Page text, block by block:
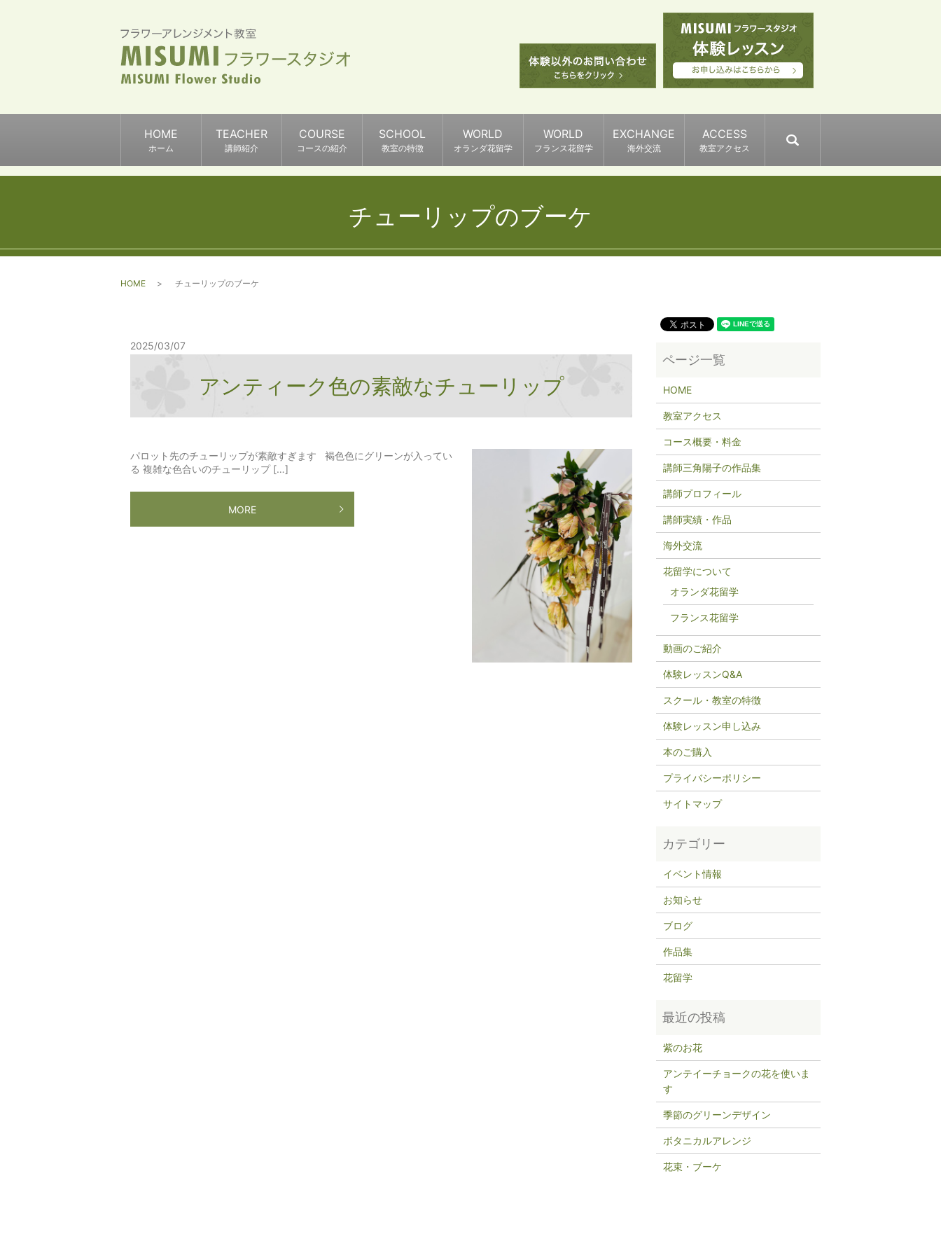
HOME
ホーム
TEACHER
講師紹介
COURSE
コースの紹介
SCHOOL
教室の特徴
WORLD
オランダ花留学
WORLD
フランス花留学
EXCHANGE
海外交流
ACCESS
教室アクセス
チューリップのブーケ
HOME チューリップのブーケ
2025/03/07
アンティーク色の素敵なチューリップ
パロット先のチューリップが素敵すぎます 褐色色にグリーンが入ってい
る 複雑な色合いのチューリップ […]
MORE
HOME
教室アクセス
コース概要・料金
講師三角陽子の作品集
講師プロフィール
講師実績・作品
海外交流
花留学について
オランダ花留学
フランス花留学
動画のご紹介
体験レッスンQ&A
スクール・教室の特徴
体験レッスン申し込み
本のご購入
プライバシーポリシー
サイトマップ
イベント情報
お知らせ
ブログ
作品集
花留学
紫のお花
アンテイーチョークの花を使いま
す
季節のグリーンデザイン
ボタニカルアレンジ
花束・ブーケ